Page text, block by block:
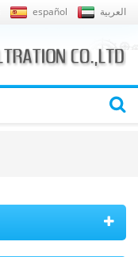
español العربية